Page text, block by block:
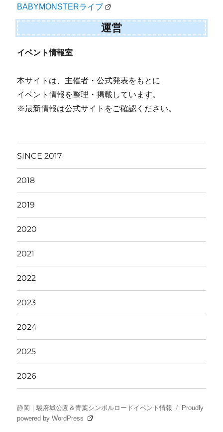
BABYMONSTERライブ
運営
イベント情報室
本サイトは、主催者・公式発表をもとに
イベント情報を整理・掲載しています。
※最新情報は公式サイトをご確認ください。
SINCE 2017
2018
2019
2020
2021
2022
2023
2024
2025
2026
静岡｜駿府城公園＆青葉シンボルロードイベント情報
Proudly
powered by WordPress